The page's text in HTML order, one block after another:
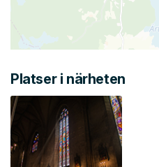
Platser i närheten